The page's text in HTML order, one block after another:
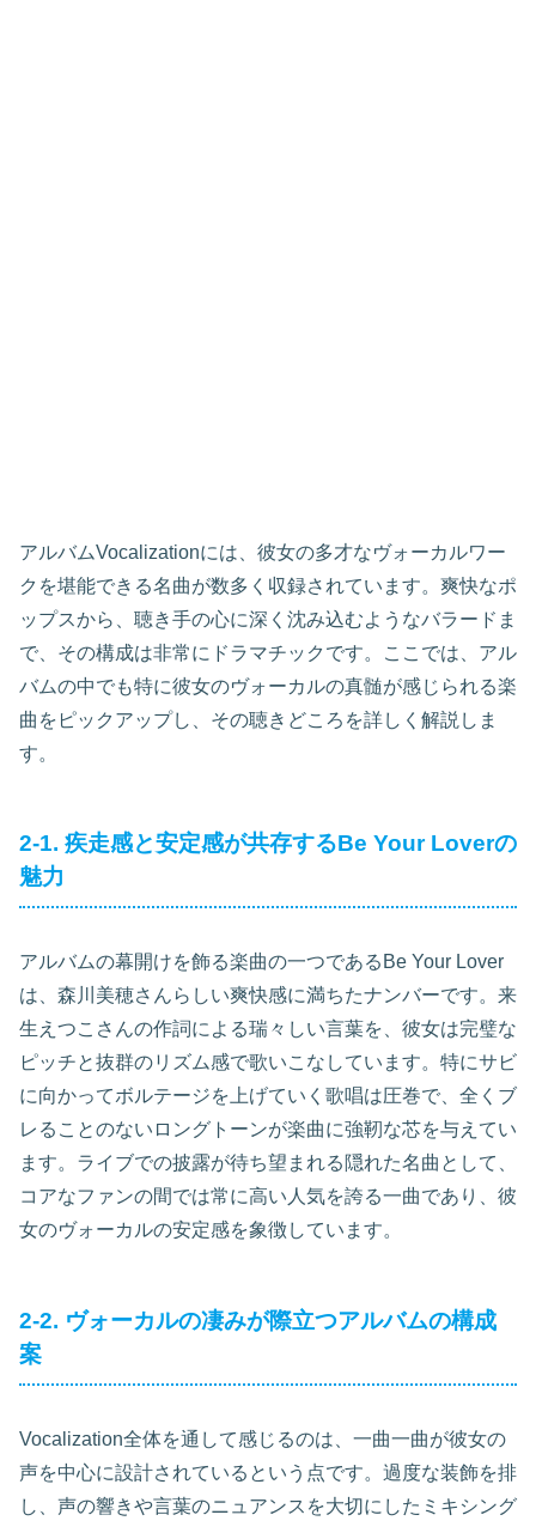
アルバムVocalizationには、彼女の多才なヴォーカルワー
クを堪能できる名曲が数多く収録されています。爽快なポ
ップスから、聴き手の心に深く沈み込むようなバラードま
で、その構成は非常にドラマチックです。ここでは、アル
バムの中でも特に彼女のヴォーカルの真髄が感じられる楽
曲をピックアップし、その聴きどころを詳しく解説しま
す。
2-1. 疾走感と安定感が共存するBe Your Loverの
魅力
アルバムの幕開けを飾る楽曲の一つであるBe Your Lover
は、森川美穂さんらしい爽快感に満ちたナンバーです。来
生えつこさんの作詞による瑞々しい言葉を、彼女は完璧な
ピッチと抜群のリズム感で歌いこなしています。特にサビ
に向かってボルテージを上げていく歌唱は圧巻で、全くブ
レることのないロングトーンが楽曲に強靭な芯を与えてい
ます。ライブでの披露が待ち望まれる隠れた名曲として、
コアなファンの間では常に高い人気を誇る一曲であり、彼
女のヴォーカルの安定感を象徴しています。
2-2. ヴォーカルの凄みが際立つアルバムの構成
案
Vocalization全体を通して感じるのは、一曲一曲が彼女の
声を中心に設計されているという点です。過度な装飾を排
し、声の響きや言葉のニュアンスを大切にしたミキシング